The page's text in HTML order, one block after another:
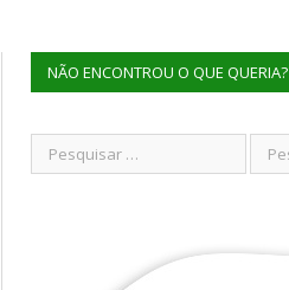
NÃO ENCONTROU O QUE QUERIA?